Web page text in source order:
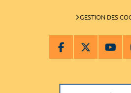
GESTION DES